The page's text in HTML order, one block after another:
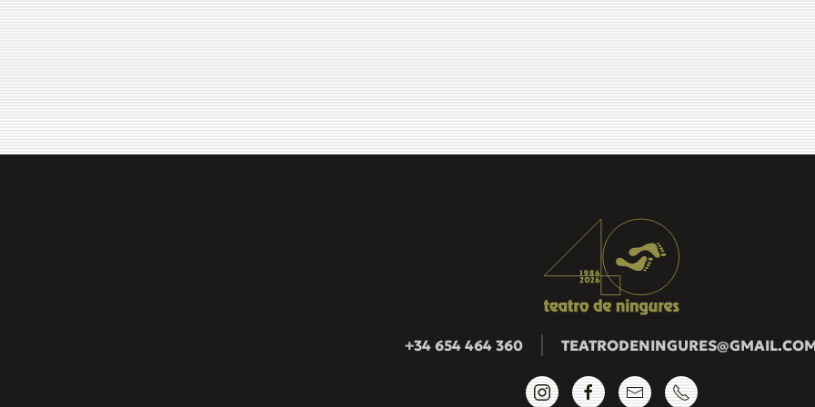
+34 654 464 360